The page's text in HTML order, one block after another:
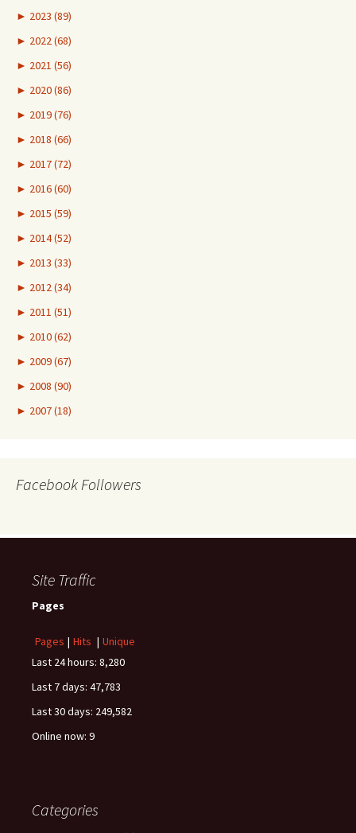
► 2023 (89)
► 2022 (68)
► 2021 (56)
► 2020 (86)
► 2019 (76)
► 2018 (66)
► 2017 (72)
► 2016 (60)
► 2015 (59)
► 2014 (52)
► 2013 (33)
► 2012 (34)
► 2011 (51)
► 2010 (62)
► 2009 (67)
► 2008 (90)
► 2007 (18)
Facebook Followers
Site Traffic
Pages
Pages | Hits | Unique
Last 24 hours: 8,280
Last 7 days: 47,783
Last 30 days: 249,582
Online now: 9
Categories